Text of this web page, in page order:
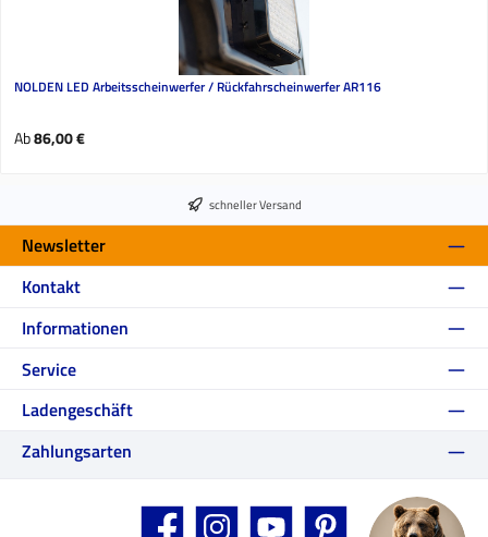
NOLDEN LED Arbeitsscheinwerfer / Rückfahrscheinwerfer AR116
Regulärer Preis:
Ab86,00 €
schneller Versand
Newsletter
Kontakt
Informationen
Service
Ladengeschäft
Zahlungsarten